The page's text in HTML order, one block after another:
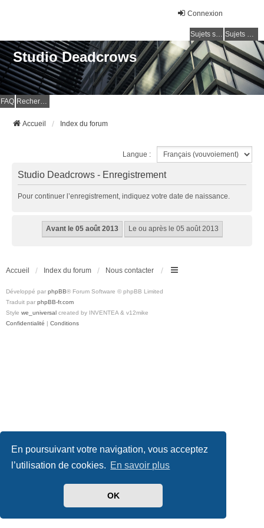
En poursuivant votre navigation, vous acceptez
l’utilisation de cookies. En savoir plus
OK
Connexion
Sujets sans réponse Sujets actifs
Studio Deadcrows
FAQ Rechercher
Accueil Index du forum
Langue :
Studio Deadcrows - Enregistrement
Pour continuer l’enregistrement, indiquez votre date de naissance.
Accueil Index du forum Nous contacter
Développé par phpBB® Forum Software © phpBB Limited
Traduit par phpBB-fr.com
Style we_universal created by INVENTEA & v12mike
Confidentialité | Conditions